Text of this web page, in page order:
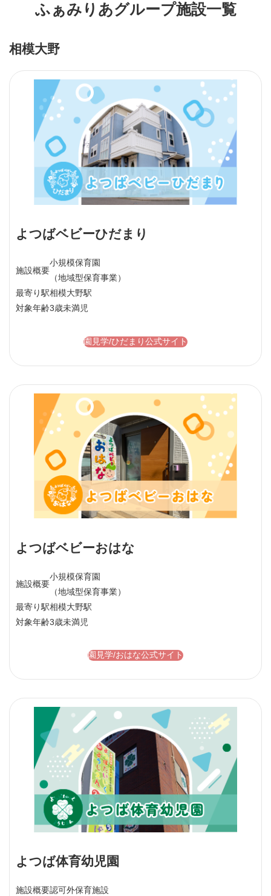
ふぁみりあグループ施設一覧
相模大野
よつばベビーひだまり
施設概要
小規模保育園
（地域型保育事業）
最寄り駅相模大野駅
対象年齢3歳未満児
園見学/ひだまり公式サイト
よつばベビーおはな
施設概要
小規模保育園
（地域型保育事業）
最寄り駅相模大野駅
対象年齢3歳未満児
園見学/おはな公式サイト
よつば体育幼児園
施設概要認可外保育施設